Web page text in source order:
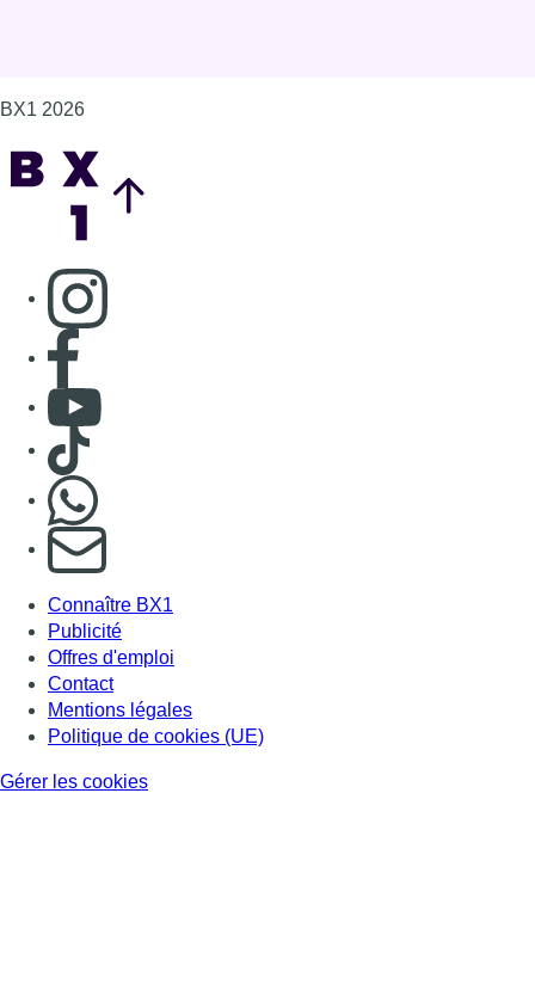
BX1 2026
Consulter page Instagram
Consulter page Facebook
Consulter Youtube
Consulter TikTok
S'abonner à notre newsletter
Connaître BX1
Publicité
Offres d'emploi
Contact
Mentions légales
Politique de cookies (UE)
Gérer les cookies